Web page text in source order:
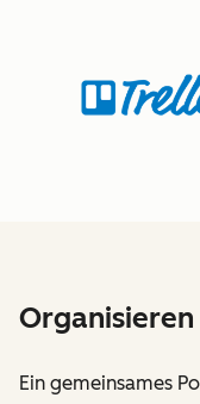
Ein gemeinsames